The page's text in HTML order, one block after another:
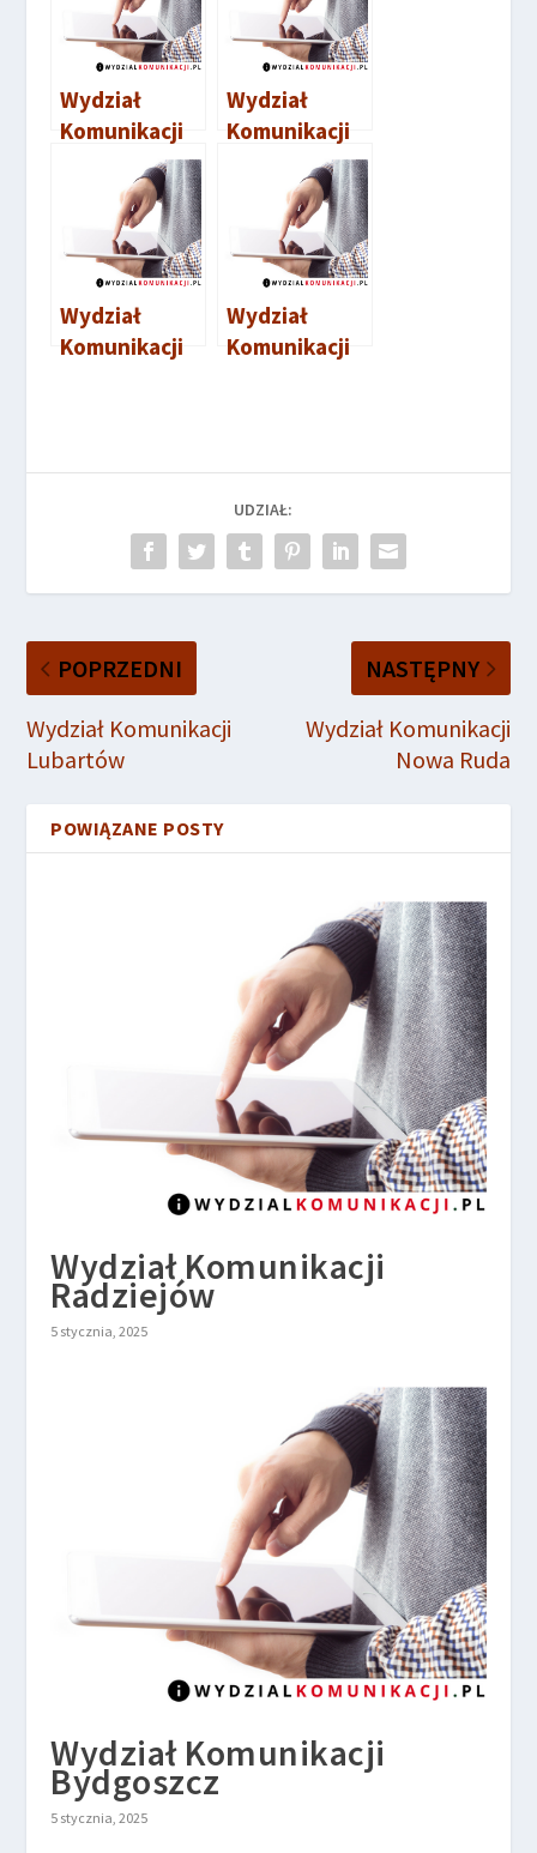
Wydział
Komunikacji
Chełmno
Wydział
Komunikacji
Krajeńskie
Wydział
Komunikacji
Wydział
Komunikacji
UDZIAŁ:
POPRZEDNI
Wydział Komunikacji
Lubartów
NASTĘPNY
Wydział Komunikacji
Nowa Ruda
POWIĄZANE POSTY
Wydział Komunikacji
Radziejów
5 stycznia, 2025
Wydział Komunikacji
Bydgoszcz
5 stycznia, 2025